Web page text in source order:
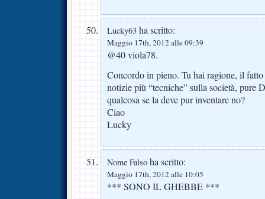
Lucky63 ha scritto:
Maggio 17th, 2012 alle 09:39
@40 viola78.
Concordo in pieno. Tu hai ragione, il
notizie più “tecniche” sulla società, pure
qualcosa se la deve pur inventare no?
Ciao
Lucky
Nome Falso ha scritto:
Maggio 17th, 2012 alle 10:05
*** SONO IL GHEBBE ***